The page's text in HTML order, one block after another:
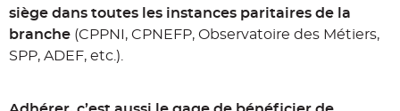
siège dans toutes les instances paritaires de la
branche (CPPNI, CPNEFP, Observatoire des Métiers,
SPP, ADEF, etc.).